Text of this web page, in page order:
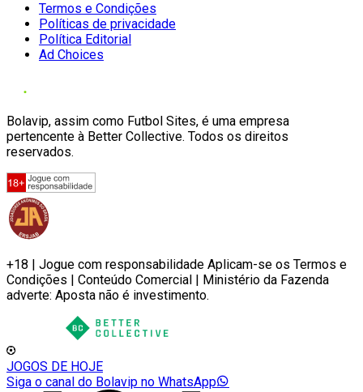
Termos e Condições
Políticas de privacidade
Política Editorial
Ad Choices
Bolavip, assim como Futbol Sites, é uma empresa
pertencente à Better Collective. Todos os direitos
reservados.
+18 | Jogue com responsabilidade Aplicam-se os Termos e
Condições | Conteúdo Comercial | Ministério da Fazenda
adverte: Aposta não é investimento.
JOGOS DE HOJE
Siga o canal do Bolavip no WhatsApp